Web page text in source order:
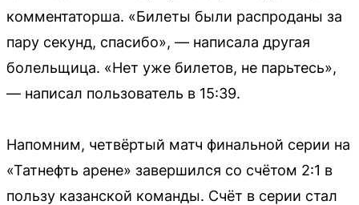
комментаторша. «Билеты были распроданы за
пару секунд, спасибо», — написала другая
болельщица. «Нет уже билетов, не парьтесь»,
— написал пользователь в 15:39.
Напомним, четвёртый матч финальной серии на
«Татнефть арене» завершился со счётом 2:1 в
пользу казанской команды. Счёт в серии стал